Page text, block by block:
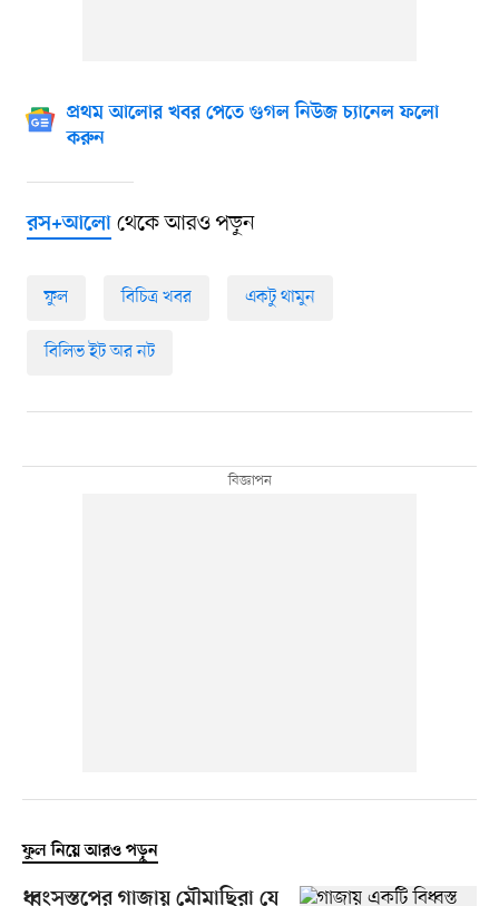
প্রথম আলোর খবর পেতে গুগল নিউজ চ্যানেল ফলো
করুন
রস+আলোথেকে আরও পড়ুন
ফুল বিচিত্র খবর একটু থামুন
বিলিভ ইট অর নট
ফুল নিয়ে আরও পড়ুন
ধ্বংসস্তূপের গাজায় মৌমাছিরা যে